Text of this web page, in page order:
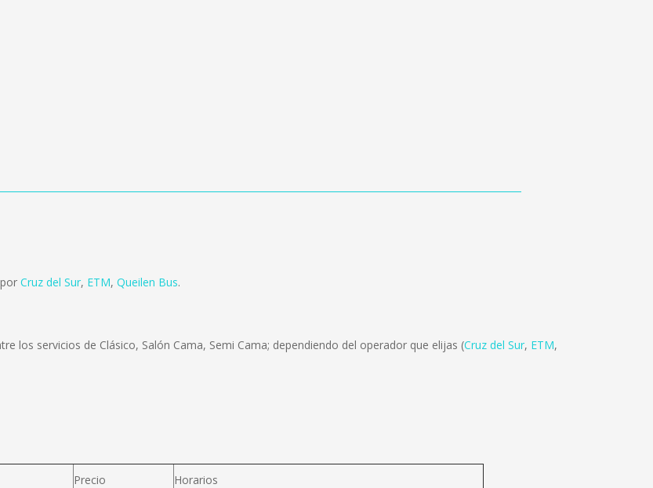
Cruz del Sur, ETM, Queilen Bus.
los servicios de Clásico, Salón Cama, Semi Cama; dependiendo del operador que elijas (Cruz del Sur, ETM,
Precio Horarios